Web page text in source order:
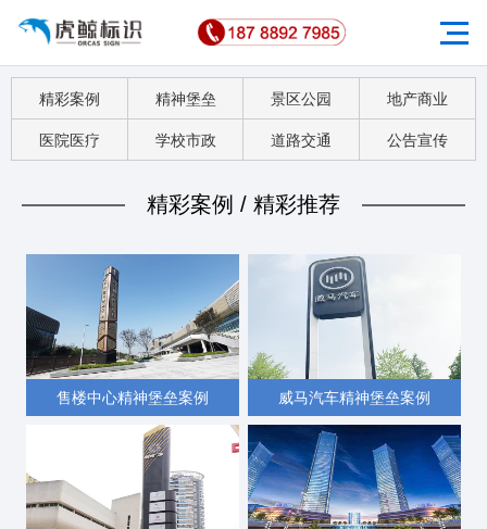
精彩案例 精神堡垒 景区公园 地产商业
医院医疗 学校市政 道路交通 公告宣传
精彩案例 / 精彩推荐
售楼中心精神堡垒案例 威马汽车精神堡垒案例